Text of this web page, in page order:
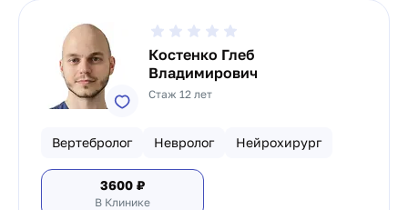
Костенко Глеб
Владимирович
Стаж 12 лет
Вертебролог Невролог Нейрохирург
3600 ₽
В Клинике